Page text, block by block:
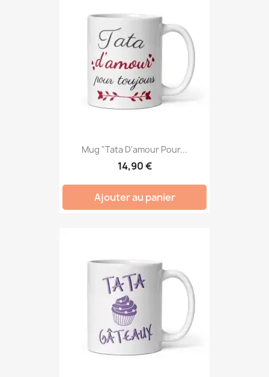
Mug "Tata D'amour Pour...
14,90 €
Ajouter au panier